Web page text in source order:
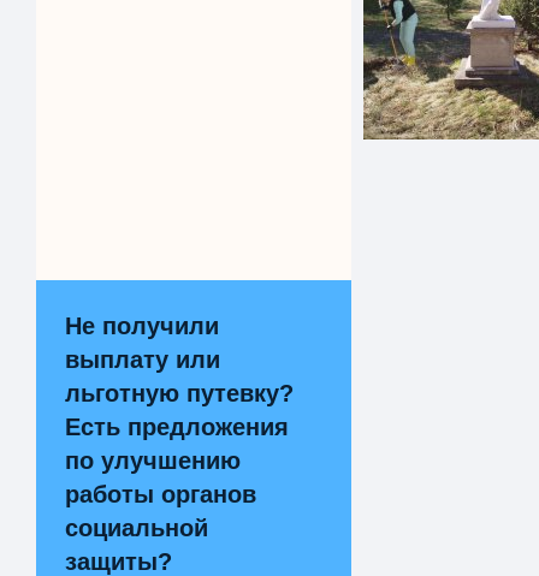
Не получили
выплату или
льготную путевку?
Есть предложения
по улучшению
работы органов
социальной
защиты?